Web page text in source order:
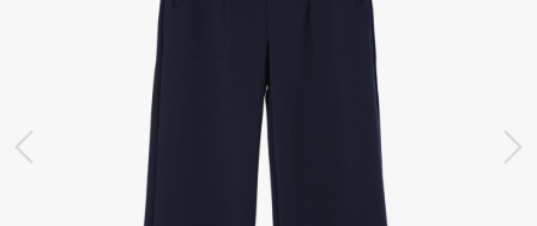
前の画像